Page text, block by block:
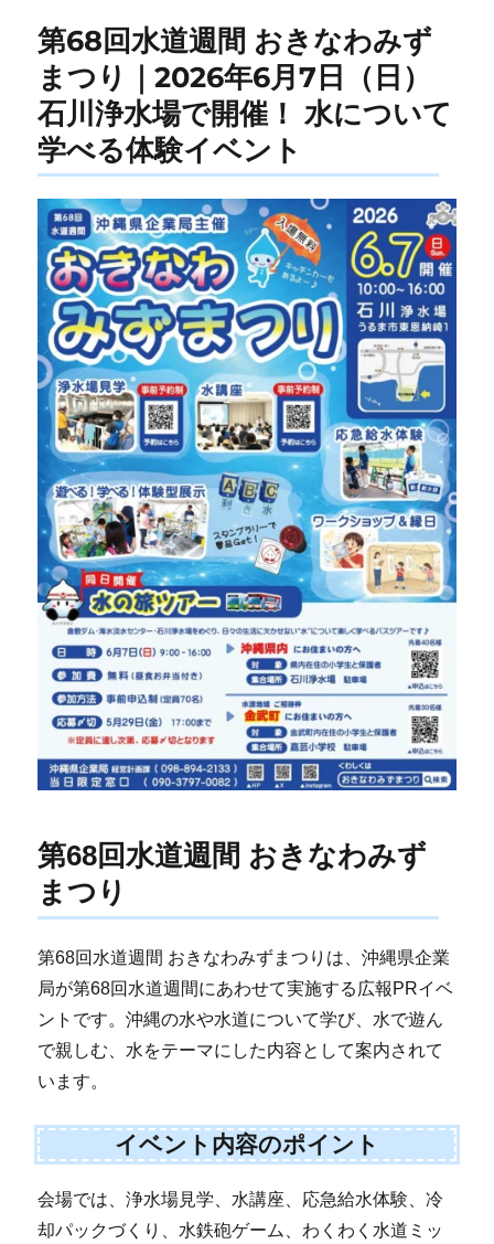
第68回水道週間 おきなわみず
まつり｜2026年6月7日（日）
石川浄水場で開催！ 水について
学べる体験イベント
第68回水道週間 おきなわみず
まつり
第68回水道週間 おきなわみずまつりは、沖縄県企業
局が第68回水道週間にあわせて実施する広報PRイベ
ントです。沖縄の水や水道について学び、水で遊ん
で親しむ、水をテーマにした内容として案内されて
います。
イベント内容のポイント
会場では、浄水場見学、水講座、応急給水体験、冷
却パックづくり、水鉄砲ゲーム、わくわく水道ミッ